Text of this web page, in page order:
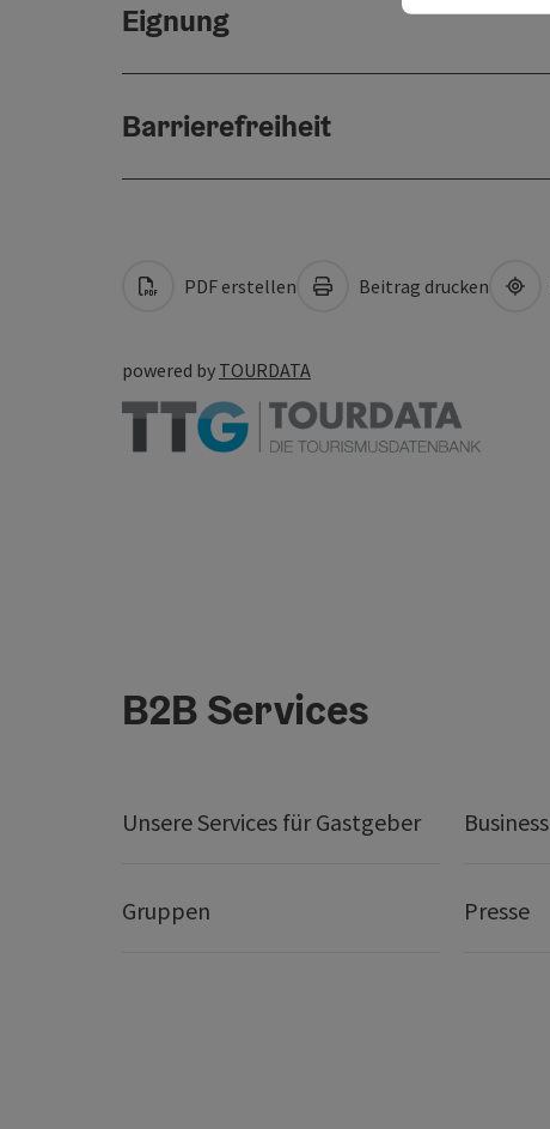
Eignung
Barrierefreiheit
PDF erstellen Beitrag drucken
powered by TOURDATA
B2B Services
Unsere Services für Gastgeber Business
Gruppen Presse